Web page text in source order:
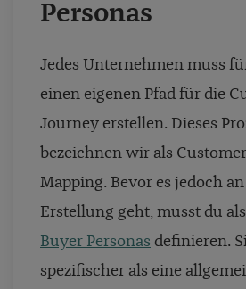
Personas
Jedes Unternehmen muss
einen eigenen Pfad für die
Journey erstellen. Dieses
bezeichnen wir als
Mapping. Bevor es jedoch
Erstellung geht, musst du
Buyer Personas definieren.
spezifischer als eine